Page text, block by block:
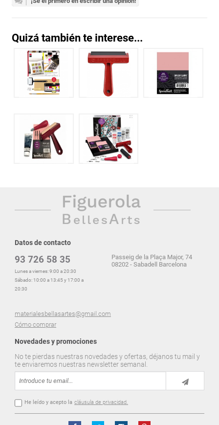
Quizá también te interese...
Datos de contacto
93 726 58 35
Lunes a viernes: 9:00 a 20:30
Sábado: 10:00 a 13:45 y 17:00 a
20:30
materialesbellasartes@gmail.com
Cómo comprar
Passeig de la Plaça Major, 74
08202 - Sabadell Barcelona
Novedades y promociones
No te pierdas nuestras novedades y ofertas, déjanos tu mail y
te enviaremos nuestras newsletter semanal.
He leído y acepto la cláusula de privacidad.